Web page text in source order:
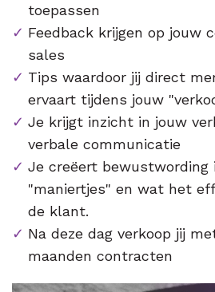
toepassen
Feedback krijgen op jouw
sales
Tips waardoor jij direct
ervaart tijdens jouw
Je krijgt inzicht in jouw
verbale communicatie
Je creëert bewustwording
"maniertjes" en wat het
de klant.
Na deze dag verkoop jij
maanden contracten